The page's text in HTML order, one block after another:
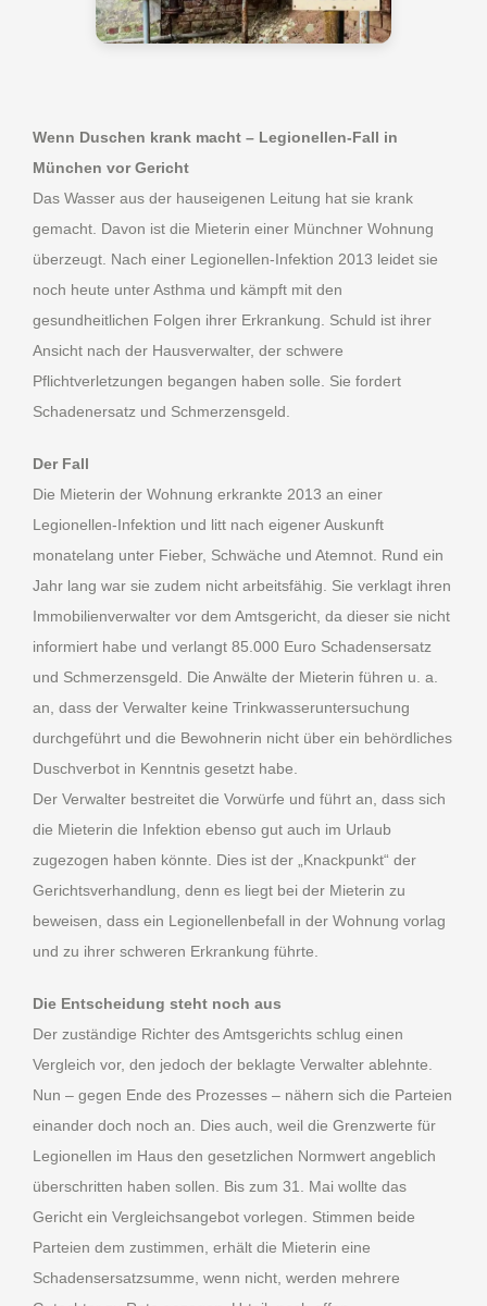
Wenn Duschen krank macht – Legionellen-Fall in
München vor Gericht
Das Wasser aus der hauseigenen Leitung hat sie krank
gemacht. Davon ist die Mieterin einer Münchner Wohnung
überzeugt. Nach einer Legionellen-Infektion 2013 leidet sie
noch heute unter Asthma und kämpft mit den
gesundheitlichen Folgen ihrer Erkrankung. Schuld ist ihrer
Ansicht nach der Hausverwalter, der schwere
Pflichtverletzungen begangen haben solle. Sie fordert
Schadenersatz und Schmerzensgeld.
Der Fall
Die Mieterin der Wohnung erkrankte 2013 an einer
Legionellen-Infektion und litt nach eigener Auskunft
monatelang unter Fieber, Schwäche und Atemnot. Rund ein
Jahr lang war sie zudem nicht arbeitsfähig. Sie verklagt ihren
Immobilienverwalter vor dem Amtsgericht, da dieser sie nicht
informiert habe und verlangt 85.000 Euro Schadensersatz
und Schmerzensgeld. Die Anwälte der Mieterin führen u. a.
an, dass der Verwalter keine Trinkwasseruntersuchung
durchgeführt und die Bewohnerin nicht über ein behördliches
Duschverbot in Kenntnis gesetzt habe.
Der Verwalter bestreitet die Vorwürfe und führt an, dass sich
die Mieterin die Infektion ebenso gut auch im Urlaub
zugezogen haben könnte. Dies ist der „Knackpunkt“ der
Gerichtsverhandlung, denn es liegt bei der Mieterin zu
beweisen, dass ein Legionellenbefall in der Wohnung vorlag
und zu ihrer schweren Erkrankung führte.
Die Entscheidung steht noch aus
Der zuständige Richter des Amtsgerichts schlug einen
Vergleich vor, den jedoch der beklagte Verwalter ablehnte.
Nun – gegen Ende des Prozesses – nähern sich die Parteien
einander doch noch an. Dies auch, weil die Grenzwerte für
Legionellen im Haus den gesetzlichen Normwert angeblich
überschritten haben sollen. Bis zum 31. Mai wollte das
Gericht ein Vergleichsangebot vorlegen. Stimmen beide
Parteien dem zustimmen, erhält die Mieterin eine
Schadensersatzsumme, wenn nicht, werden mehrere